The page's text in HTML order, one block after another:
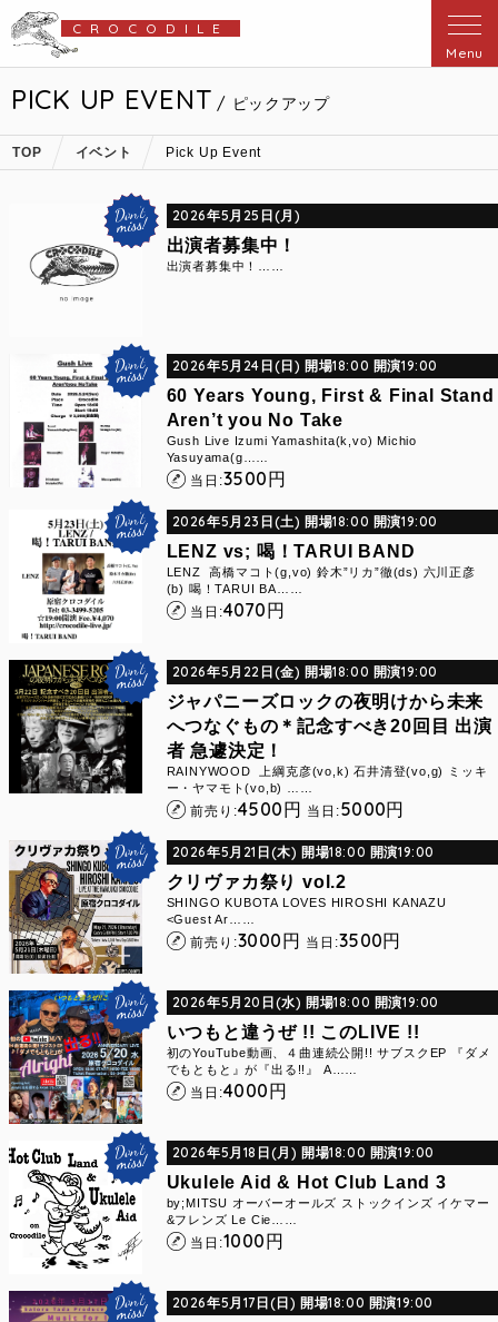
CROCODILE
Menu
PICK UP EVENT / ピックアップ
TOP イベント Pick Up Event
2026年5月25日(月)
出演者募集中！
出演者募集中！……
2026年5月24日(日) 開場18:00 開演19:00
60 Years Young, First & Final Stand
Aren’t you No Take
Gush Live Izumi Yamashita(k,vo) Michio
Yasuyama(g……
当日:3500 円
2026年5月23日(土) 開場18:00 開演19:00
LENZ vs; 喝！TARUI BAND
LENZ 高橋マコト(g,vo) 鈴木”リカ”徹(ds) 六川正彦
(b) 喝！TARUI BA……
当日:4070 円
2026年5月22日(金) 開場18:00 開演19:00
ジャパニーズロックの夜明けから未来
へつなぐもの＊記念すべき20回目 出演
者 急遽決定！
RAINYWOOD 上綱克彦(vo,k) 石井清登(vo,g) ミッキ
ー・ヤマモト(vo,b) ……
前売り:4500 円 当日:5000円
2026年5月21日(木) 開場18:00 開演19:00
クリヴァカ祭り vol.2
SHINGO KUBOTA LOVES HIROSHI KANAZU
<Guest Ar……
前売り:3000 円 当日:3500円
2026年5月20日(水) 開場18:00 開演19:00
いつもと違うぜ !! このLIVE !!
初のYouTube動画、４曲連続公開!! サブスクEP 『ダメ
でもともと』が『出る!!』 A……
当日:4000 円
2026年5月18日(月) 開場18:00 開演19:00
Ukulele Aid & Hot Club Land 3
by;MITSU オーバーオールズ ストックインズ イケマー
&フレンズ Le Cie……
当日:1000 円
2026年5月17日(日) 開場18:00 開演19:00